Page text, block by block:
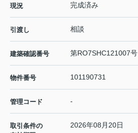
現況 完成済み
引渡し 相談
建築確認番号 第RO7SHC121007号
物件番号 101190731
管理コード -
取引条件の
2026年08月20日